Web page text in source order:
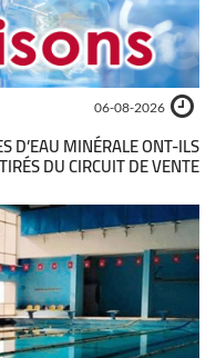
06-08-2026
D’EAU MINÉRALE ONT-ILS
DU CIRCUIT DE VENTE ?